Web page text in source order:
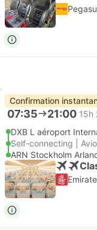
Confirmation
07:35 21:00 15h
DXB L aéroport
Self-connecting |
ARN Stockholm